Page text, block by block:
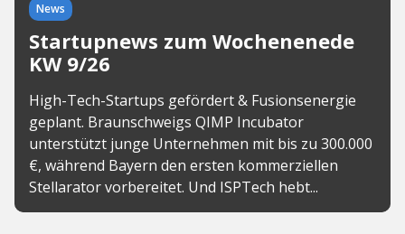
News
Startupnews zum Wochenenede
KW 9/26
High-Tech-Startups gefördert & Fusionsenergie
geplant. Braunschweigs QIMP Incubator
unterstützt junge Unternehmen mit bis zu 300.000
€, während Bayern den ersten kommerziellen
Stellarator vorbereitet. Und ISPTech hebt...